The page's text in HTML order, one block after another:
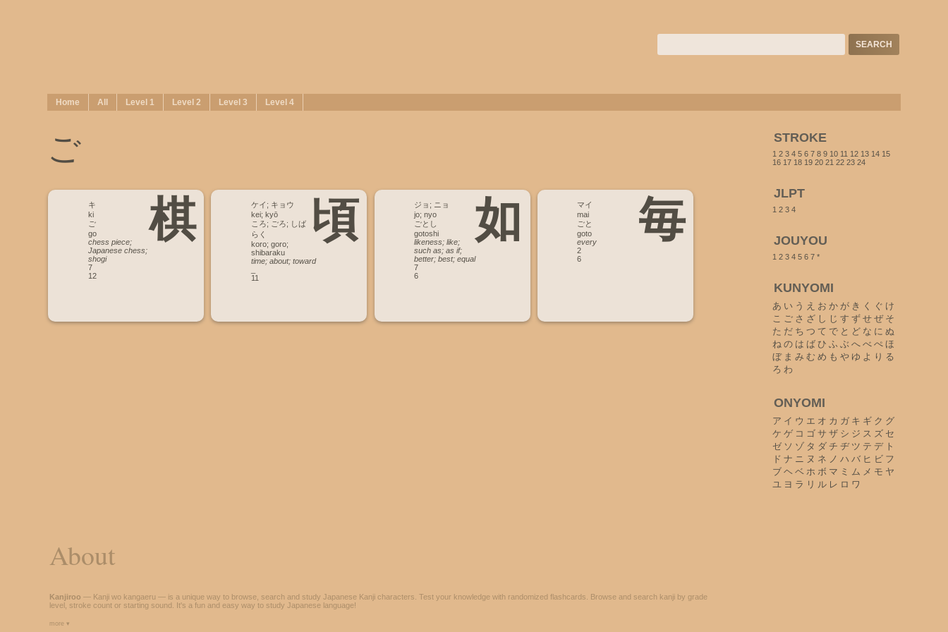
Home All Level 1 Level 2 Level 3 Level 4
ご
棋
キ
ki
ご
go
chess piece;
Japanese chess;
shogi
7
12
頃
ケイ; キョウ
kei; kyō
ころ; ごろ; しば
らく
koro; goro;
shibaraku
time; about; toward
11
如
ジョ; ニョ
jo; nyo
ごとし
gotoshi
likeness; like;
such as; as if;
better; best; equal
7
6
毎
マイ
mai
ごと
goto
every
2
6
STROKE
1 2 3 4 5 6 7 8 9 10 11 12 13 14 15
16 17 18 19 20 21 22 23 24
JLPT
1 2 3 4
JOUYOU
1 2 3 4 5 6 7 *
KUNYOMI
あ い う え お か が き く ぐ け
こ ご さ ざ し じ す ず せ ぜ そ
た だ ち つ て で と ど な に ぬ
ね の は ば ひ ふ ぶ へ べ ぺ ほ
ぼ ま み む め も や ゆ よ り る
ろ わ
ONYOMI
ア イ ウ エ オ カ ガ キ ギ ク グ
ケ ゲ コ ゴ サ ザ シ ジ ス ズ セ
ゼ ソ ゾ タ ダ チ ヂ ツ テ デ ト
ド ナ ニ ヌ ネ ノ ハ バ ヒ ビ フ
ブ ヘ ベ ホ ボ マ ミ ム メ モ ヤ
ユ ヨ ラ リ ル レ ロ ワ
About
Kanjiroo — Kanji wo kangaeru — is a unique way to browse, search and study Japanese Kanji characters. Test your knowledge with randomized flashcards. Browse and search kanji by grade
level, stroke count or starting sound. It's a fun and easy way to study Japanese language!
more ▾